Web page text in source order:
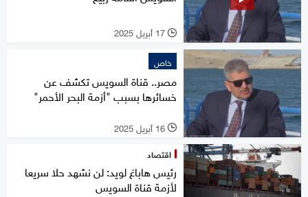
l 17 أبريل 2025
خاص
مصر.. قناة السويس تكشف عن
خسائرها بسبب "أزمة البحر الأحمر"
l 16 أبريل 2025
اقتصاد
رئيس هاباغ لويد: لن نشهد حلا سريعا
لأزمة قناة السويس